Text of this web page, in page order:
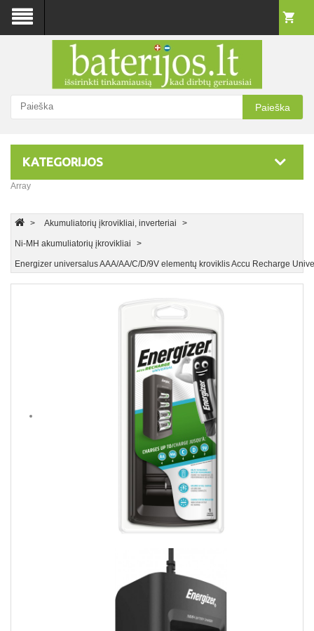
Paieška
KATEGORIJOS
Array
Akumuliatorių įkrovikliai, inverteriai
Ni-MH akumuliatorių įkrovikliai
Energizer universalus AAA/AA/C/D/9V elementų kroviklis Accu Recharge